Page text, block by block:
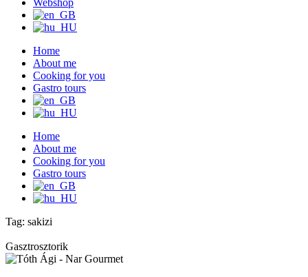
Webshop
Home
About me
Cooking for you
Gastro tours
Home
About me
Cooking for you
Gastro tours
Tag: sakizi
Gasztrosztorik